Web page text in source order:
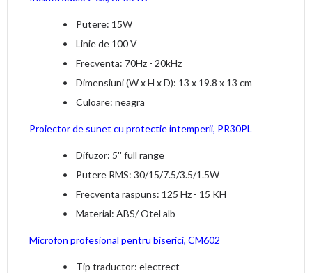
• Putere: 15W
• Linie de 100 V
• Frecventa: 70Hz - 20kHz
• Dimensiuni (W x H x D): 13 x 19.8 x 13 cm
• Culoare: neagra
Proiector de sunet cu protectie intemperii, PR30PL
• Difuzor: 5'' full range
• Putere RMS: 30/15/7.5/3.5/1.5W
• Frecventa raspuns: 125 Hz - 15 KH
• Material: ABS/ Otel alb
Microfon profesional pentru biserici, CM602
• Tip traductor: electrect